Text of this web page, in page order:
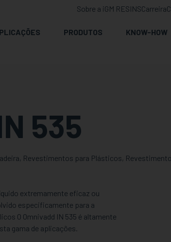
PRODUTOS KNOW-HOW
Sobre a iGM RESINSCarreira
535
Revestimentos para Plásticos,
extremamente eficaz ou
especificamente para a
O Omnivadd IN 535 é altamente
gama de aplicações.